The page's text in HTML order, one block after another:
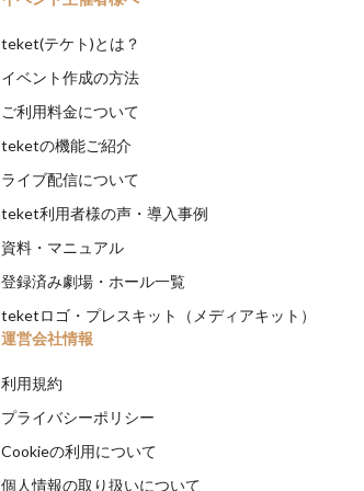
teket(テケト)とは？
イベント作成の方法
ご利用料金について
teketの機能ご紹介
ライブ配信について
teket利用者様の声・導入事例
資料・マニュアル
登録済み劇場・ホール一覧
teketロゴ・プレスキット（メディアキット）
運営会社情報
利用規約
プライバシーポリシー
Cookieの利用について
個人情報の取り扱いについて